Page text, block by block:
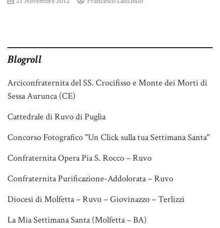
Blogroll
Arciconfraternita del SS. Crocifisso e Monte dei Morti di
Sessa Aurunca (CE)
Cattedrale di Ruvo di Puglia
Concorso Fotografico "Un Click sulla tua Settimana Santa"
Confraternita Opera Pia S. Rocco – Ruvo
Confraternita Purificazione-Addolorata – Ruvo
Diocesi di Molfetta – Ruvo – Giovinazzo – Terlizzi
La Mia Settimana Santa (Molfetta – BA)